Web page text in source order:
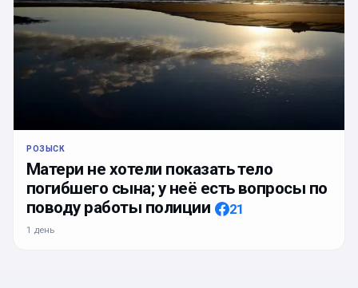
РОЗЫСК
Матери не хотели показать тело
погибшего сына; у неё есть вопросы по
поводу работы полиции
21
1 день